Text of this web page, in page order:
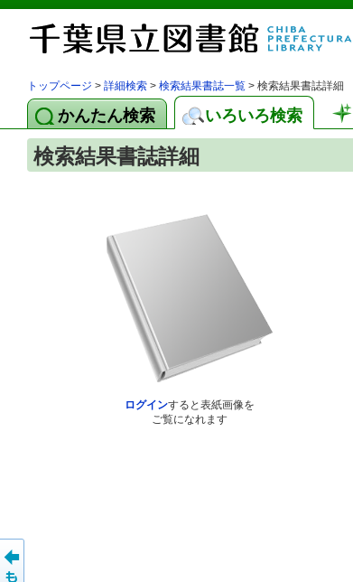
トップページ > 詳細検索 > 検索結果書誌一覧 > 検索結果書誌詳細
かんたん検索 いろいろ検索
検索結果書誌詳細
ログインすると表紙画像を
ご覧になれます